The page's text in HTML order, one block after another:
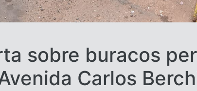
sobre buracos
Carlos